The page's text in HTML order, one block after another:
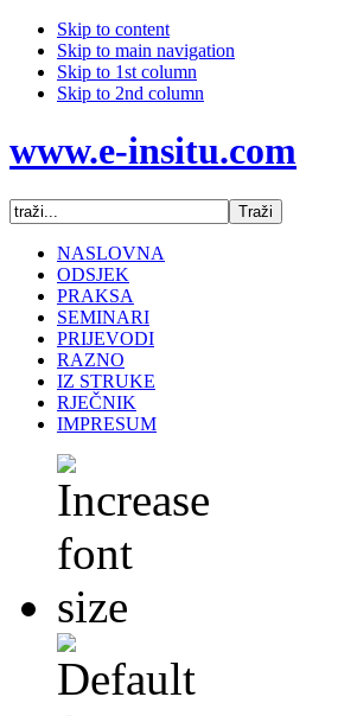
Skip to content
Skip to main navigation
Skip to 1st column
Skip to 2nd column
www.e-insitu.com
NASLOVNA
ODSJEK
PRAKSA
SEMINARI
PRIJEVODI
RAZNO
IZ STRUKE
RJEČNIK
IMPRESUM